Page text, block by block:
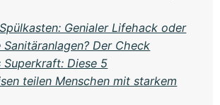
Genialer Lifehack oder
Der Check
Superkraft: Diese 5
teilen Menschen mit starkem